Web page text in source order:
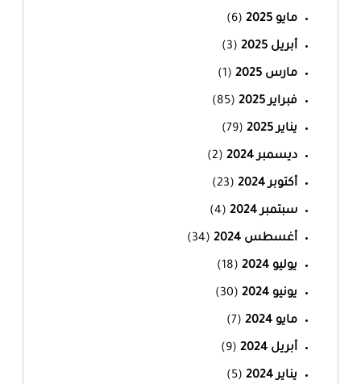
مايو 2025 (6)
أبريل 2025 (3)
مارس 2025 (1)
فبراير 2025 (85)
يناير 2025 (79)
ديسمبر 2024 (2)
أكتوبر 2024 (23)
سبتمبر 2024 (4)
أغسطس 2024 (34)
يوليو 2024 (18)
يونيو 2024 (30)
مايو 2024 (7)
أبريل 2024 (9)
يناير 2024 (5)